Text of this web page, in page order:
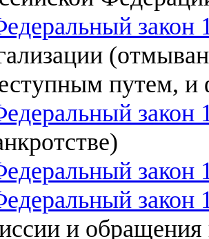
закон
путем, и
закон
закон
закон
и обращения